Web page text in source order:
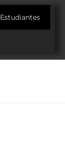
Estudiantes